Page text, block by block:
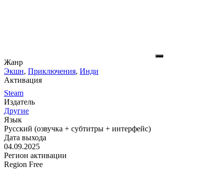
Жанр
Экшн, Приключения, Инди
Активация
Steam
Издатель
Другие
Язык
Русский (озвучка + субтитры + интерфейс)
Дата выхода
04.09.2025
Регион активации
Region Free